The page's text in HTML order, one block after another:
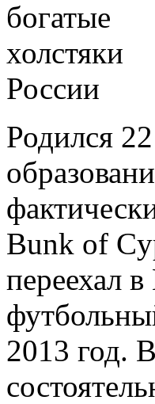
Родился
Bunk of
переехал
2013 год.